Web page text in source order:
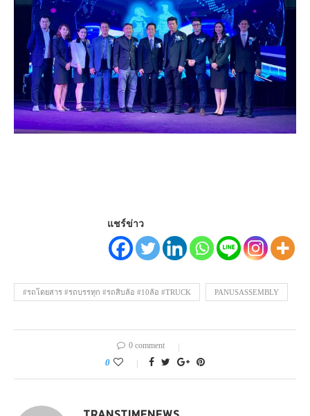
แชร์ข่าว
#รถโดยสาร #รถบรรทุก #รถสิบล้อ #10ล้อ #TRUCK PANUSASSEMBLY
0 comment
0